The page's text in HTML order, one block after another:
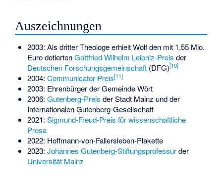
Auszeichnungen
2003: Als dritter Theologe erhielt Wolf den mit 1,55 Mio.
Euro dotiertenGottfried Wilhelm Leibniz-Preis der
Deutschen Forschungsgemeinschaft(DFG)[10]
2004: Communicator-Preis[11]
2003: Ehrenbürger der Gemeinde Wört
2006: Gutenberg-Preis der Stadt Mainz und der
Internationalen Gutenberg-Gesellschaft
2021: Sigmund-Freud-Preis für wissenschaftliche
Prosa
2022: Hoffmann-von-Fallersleben-Plakette
2023: Johannes Gutenberg-Stiftungsprofessurder
Universität Mainz